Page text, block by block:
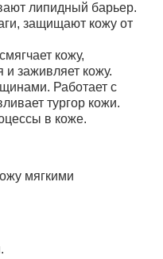
липидный барьер.
защищают кожу от
кожу,
и заживляет кожу.
Работает с
тургор кожи.
в коже.
мягкими